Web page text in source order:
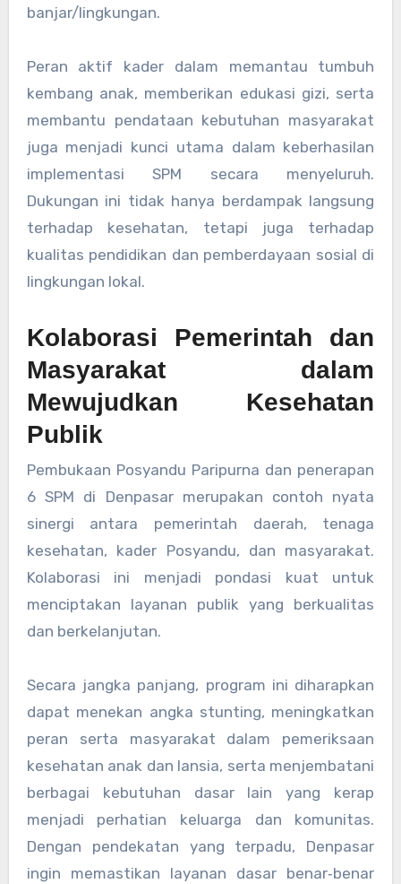
banjar/lingkungan.
Peran aktif kader dalam memantau tumbuh
kembang anak, memberikan edukasi gizi, serta
membantu pendataan kebutuhan masyarakat
juga menjadi kunci utama dalam keberhasilan
implementasi SPM secara menyeluruh.
Dukungan ini tidak hanya berdampak langsung
terhadap kesehatan, tetapi juga terhadap
kualitas pendidikan dan pemberdayaan sosial di
lingkungan lokal.
Kolaborasi Pemerintah dan
Masyarakat dalam
Mewujudkan Kesehatan
Publik
Pembukaan Posyandu Paripurna dan penerapan
6 SPM di Denpasar merupakan contoh nyata
sinergi antara pemerintah daerah, tenaga
kesehatan, kader Posyandu, dan masyarakat.
Kolaborasi ini menjadi pondasi kuat untuk
menciptakan layanan publik yang berkualitas
dan berkelanjutan.
Secara jangka panjang, program ini diharapkan
dapat menekan angka stunting, meningkatkan
peran serta masyarakat dalam pemeriksaan
kesehatan anak dan lansia, serta menjembatani
berbagai kebutuhan dasar lain yang kerap
menjadi perhatian keluarga dan komunitas.
Dengan pendekatan yang terpadu, Denpasar
ingin memastikan layanan dasar benar‑benar